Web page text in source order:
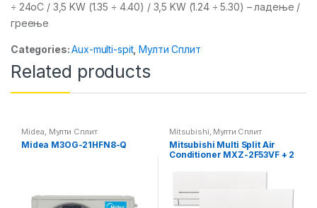
÷ 24oC / 3,5 KW (1.35 ÷ 4.40) / 3,5 KW (1.24 ÷ 5.30) – ладење /
греење
Categories:Aux-multi-spit,Мулти Сплит
Related products
Midea, Мулти Сплит
Midea M3OG-21HFN8-Q
Mitsubishi, Мулти Сплит
Mitsubishi Multi Split Air
Conditioner MXZ-2F53VF + 2